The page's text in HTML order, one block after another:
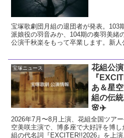
宝塚歌劇団月組の退団者が発表。103
派娘役の羽音みか、104期の奏羽美緒
公演千秋楽をもって卒業します。新人
宝塚ニュース
花組公
『
あ＆星
組の伝
🌸✈️
2026年7月〜8月上演、花組全国ツア
空美咲主演で、博多座で大好評を博
組の代名詞『EXCITER!!2026』を上